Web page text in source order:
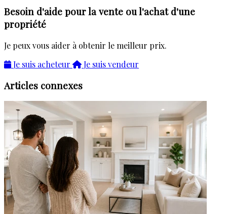
Besoin d'aide pour la vente ou l'achat d'une
propriété
Je peux vous aider à obtenir le meilleur prix.
Je suis acheteur
Je suis vendeur
Articles connexes